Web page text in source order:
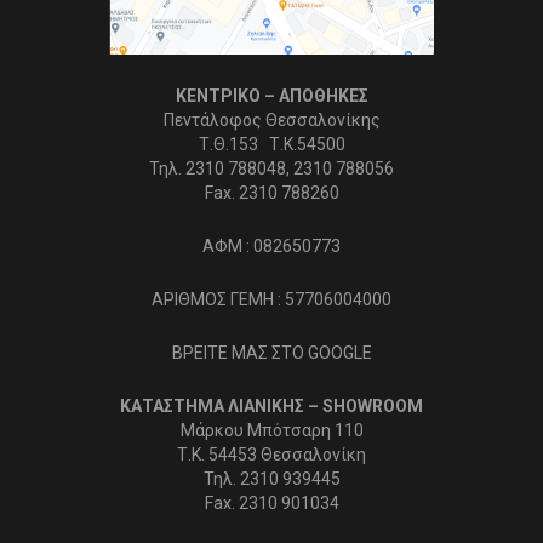
ΚΕΝΤΡΙΚΟ – ΑΠΟΘΗΚΕΣ
Πεντάλοφος Θεσσαλονίκης
Τ.Θ.153 Τ.Κ.54500
Τηλ. 2310 788048, 2310 788056
Fax. 2310 788260
ΑΦΜ : 082650773
ΑΡΙΘΜΟΣ ΓΕΜΗ : 57706004000
ΒΡΕΙΤΕ ΜΑΣ ΣΤΟ GOOGLE
ΚΑΤΑΣΤΗΜΑ ΛΙΑΝΙΚΗΣ – SHOWROOM
Μάρκου Μπότσαρη 110
Τ.Κ. 54453 Θεσσαλονίκη
Τηλ. 2310 939445
Fax. 2310 901034